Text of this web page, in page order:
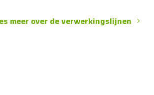
meer over de verwerkingslijnen